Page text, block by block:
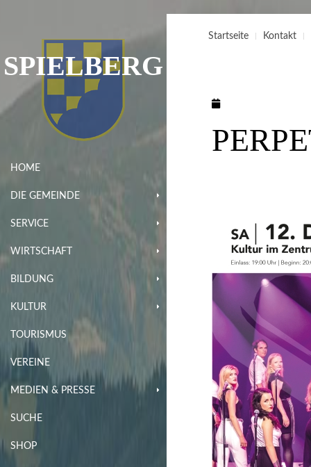
SPIELBERG
HOME
DIE GEMEINDE
SERVICE
WIRTSCHAFT
BILDUNG
KULTUR
TOURISMUS
VEREINE
MEDIEN & PRESSE
SUCHE
SHOP
Startseite Kontakt